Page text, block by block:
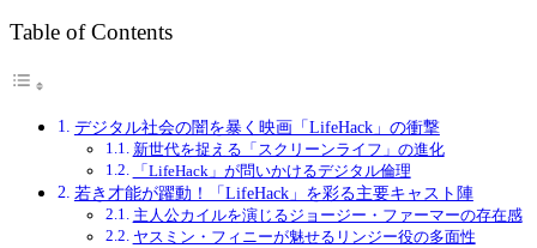
Table of Contents
デジタル社会の闇を暴く映画「LifeHack」の衝撃
新世代を捉える「スクリーンライフ」の進化
「LifeHack」が問いかけるデジタル倫理
若き才能が躍動！「LifeHack」を彩る主要キャスト陣
主人公カイルを演じるジョージー・ファーマーの存在感
ヤスミン・フィニーが魅せるリンジー役の多面性